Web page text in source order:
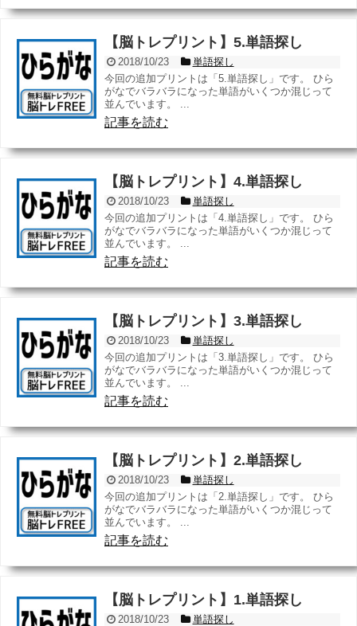
【脳トレプリント】5.単語探し
2018/10/23
単語探し
今回の追加プリントは「5.単語探し」です。 ひら
がなでバラバラになった単語がいくつか混じって
並んでいます。 ...
記事を読む
【脳トレプリント】4.単語探し
2018/10/23
単語探し
今回の追加プリントは「4.単語探し」です。 ひら
がなでバラバラになった単語がいくつか混じって
並んでいます。 ...
記事を読む
【脳トレプリント】3.単語探し
2018/10/23
単語探し
今回の追加プリントは「3.単語探し」です。 ひら
がなでバラバラになった単語がいくつか混じって
並んでいます。 ...
記事を読む
【脳トレプリント】2.単語探し
2018/10/23
単語探し
今回の追加プリントは「2.単語探し」です。 ひら
がなでバラバラになった単語がいくつか混じって
並んでいます。 ...
記事を読む
【脳トレプリント】1.単語探し
2018/10/23
単語探し